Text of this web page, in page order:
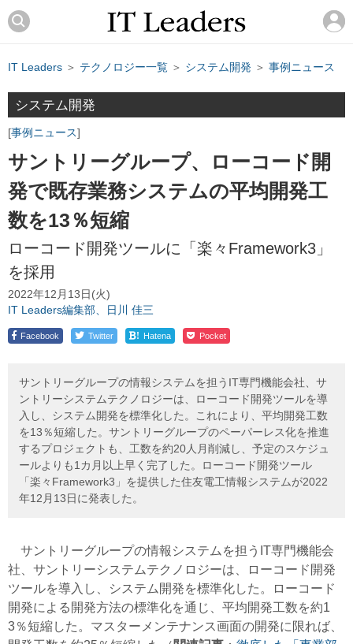
IT Leaders ＞ テクノロジー一覧 ＞ システム開発 ＞ 事例ニュース
システム開発
事例ニュース
サントリーグループ、ローコード開
発で既存業務システムの平均開発工
数を13％短縮
ローコード開発ツールに「楽々Framework3」
を採用
2022年12月13日(火)
IT Leaders編集部、日川 佳三
Facebook Twitter ! Hatena Pocket
サントリーグループの情報システムを担うIT専門機能会社、サ
ントリーシステムテクノロジーは、ローコード開発ツールを導
入し、システム開発を標準化した。これにより、平均開発工数
を13％短縮した。サントリーグループのペーパーレス化を推進
するプロジェクトも、工数を約20人月削減し、予定のスケジュ
ールよりも1カ月以上早く完了した。ローコード開発ツール
「楽々Framework3」を提供した住友電工情報システムが2022
年12月13日に発表した。
サントリーグループの情報システムを担うIT専門機能会
社、サントリーシステムテクノロジーは、ローコード開発
ツールを導入し、システム開発を標準化した。ローコード
開発による開発方法の標準化を通じ、平均開発工数を約1
3％短縮した。マスターメンテナンス画面の開発に限れば、